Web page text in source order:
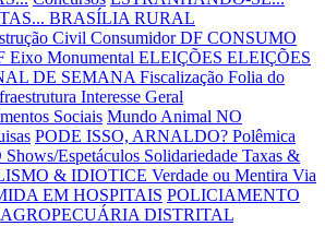
BRASÍLIA RURAL
Civil Consumidor DF CONSUMO
Eixo Monumental ELEIÇÕES ELEIÇÕES
DE SEMANAFiscalização Folia do
Interesse Geral
Sociais Mundo Animal NO
PODE ISSO, ARNALDO? Polêmica
Shows/Espetáculos Solidariedade Taxas &
& IDIOTICE Verdade ou Mentira Via
EM HOSPITAIS POLICIAMENTO
AGROPECUÁRIA DISTRITAL